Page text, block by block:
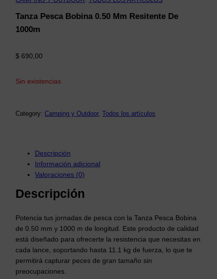
Tanza Pesca Bobina 0.50 Mm Resitente De
1000m
$ 690,00
Sin existencias
Category: Camping y Outdoor, Todos los artículos
Descripción
Información adicional
Valoraciones (0)
Descripción
Potencia tus jornadas de pesca con la Tanza Pesca Bobina
de 0.50 mm y 1000 m de longitud. Este producto de calidad
está diseñado para ofrecerte la resistencia que necesitas en
cada lance, soportando hasta 11.1 kg de fuerza, lo que te
permitirá capturar peces de gran tamaño sin
preocupaciones.